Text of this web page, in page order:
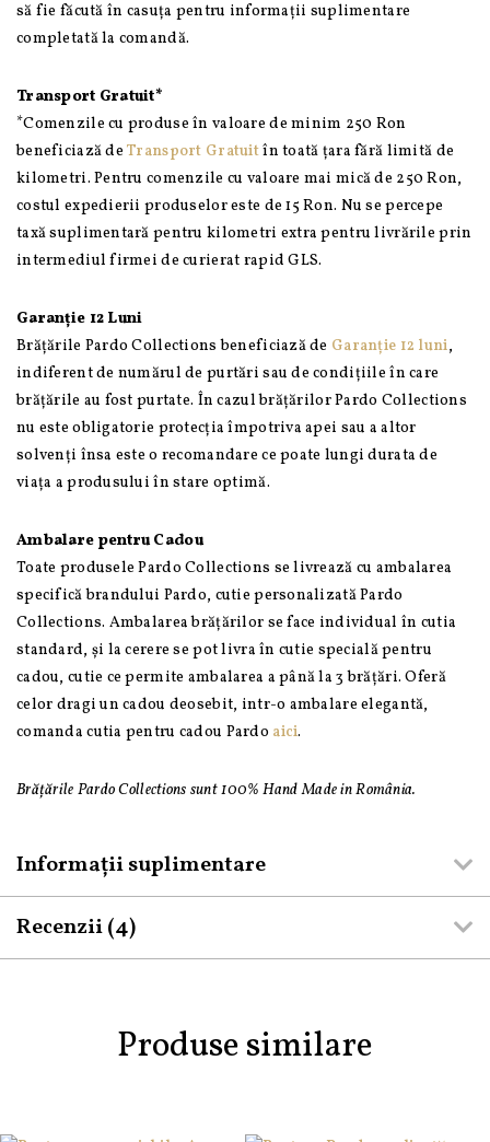
să fie făcută în casuța pentru informații suplimentare
completată la comandă.
Transport Gratuit*
*Comenzile cu produse în valoare de minim 250 Ron
beneficiază deTransport Gratuitîn toată țara fără limită de
kilometri. Pentru comenzile cu valoare mai mică de 250 Ron,
costul expedierii produselor este de 15 Ron. Nu se percepe
taxă suplimentară pentru kilometri extra pentru livrările prin
intermediul firmei de curierat rapid GLS.
Garanție 12 Luni
Brățările Pardo Collections beneficiază de Garanție 12 luni,
indiferent de numărul de purtări sau de condițiile în care
brățările au fost purtate. În cazul brățărilor Pardo Collections
nu este obligatorie protecția împotriva apei sau a altor
solvenți însa este o recomandare ce poate lungi durata de
viața a produsului în stare optimă.
Ambalare pentru Cadou
Toate produsele Pardo Collections se livrează cu ambalarea
specifică brandului Pardo, cutie personalizată Pardo
Collections. Ambalarea brățărilor se face individual în cutia
standard, și la cerere se pot livra în cutie specială pentru
cadou, cutie ce permite ambalarea a până la 3 brățări. Oferă
celor dragi un cadou deosebit, intr-o ambalare elegantă,
comanda cutia pentru cadou Pardo aici.
Brățările Pardo Collections sunt 100% Hand Made in România.
Informații suplimentare
Recenzii (4)
Produse similare